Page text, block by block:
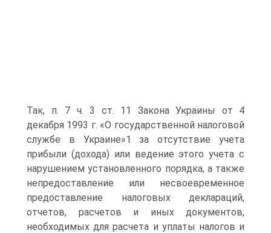
Так, п. 7 ч. 3 ст. 11 Закона Украины от 4
декабря 1993 г. «О государственной налоговой
службе в Украине»1 за отсутствие учета
прибыли (дохода) или ведение этого учета с
нарушением установленного порядка, а также
непредоставление или несвоевременное
предоставление налоговых деклараций,
отчетов, расчетов и иных документов,
необходимых для расчета и уплаты налогов и